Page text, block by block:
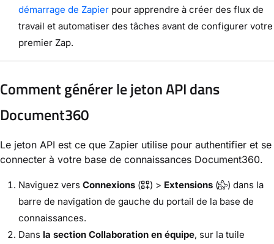
démarrage de Zapier pour apprendre à créer des flux de
travail et automatiser des tâches avant de configurer votre
premier Zap.
Comment générer le jeton API dans
Document360
Le jeton API est ce que Zapier utilise pour authentifier et se
connecter à votre base de connaissances Document360.
Naviguez vers Connexions ( ) > Extensions (
) dans la
barre de navigation de gauche du portail de la base de
connaissances.
Dans la section Collaboration en équipe, sur la tuile